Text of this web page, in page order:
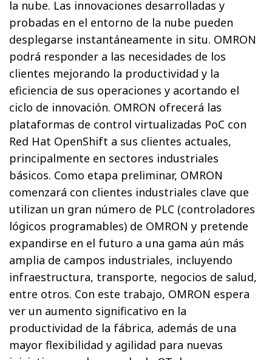
la nube. Las innovaciones desarrolladas y
probadas en el entorno de la nube pueden
desplegarse instantáneamente in situ. OMRON
podrá responder a las necesidades de los
clientes mejorando la productividad y la
eficiencia de sus operaciones y acortando el
ciclo de innovación. OMRON ofrecerá las
plataformas de control virtualizadas PoC con
Red Hat OpenShift a sus clientes actuales,
principalmente en sectores industriales
básicos. Como etapa preliminar, OMRON
comenzará con clientes industriales clave que
utilizan un gran número de PLC (controladores
lógicos programables) de OMRON y pretende
expandirse en el futuro a una gama aún más
amplia de campos industriales, incluyendo
infraestructura, transporte, negocios de salud,
entre otros. Con este trabajo, OMRON espera
ver un aumento significativo en la
productividad de la fábrica, además de una
mayor flexibilidad y agilidad para nuevas